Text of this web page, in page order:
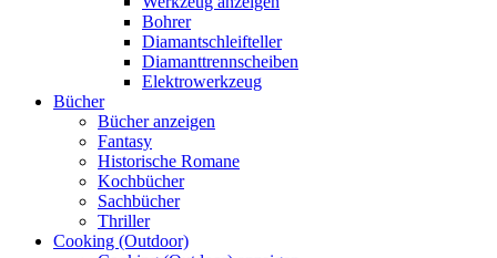
Bohrer
Diamantschleifteller
Diamanttrennscheiben
Elektrowerkzeug
Bücher
Bücher anzeigen
Fantasy
Historische Romane
Kochbücher
Sachbücher
Thriller
Cooking (Outdoor)